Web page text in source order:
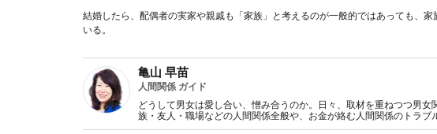
結婚したら、配偶者の実家や親戚も「家族」と考えるのが一般的ではあっても、
いる。
亀山 早苗
人間関係 ガイド
どうして男女は愛し合い、憎み合うのか。日々、取材を重ねつつ男
族・友人・職場などの人間関係全般や、お金が絡む人間関係のトラ
魅力の秘密』など著書多数。